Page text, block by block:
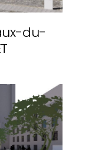
du-